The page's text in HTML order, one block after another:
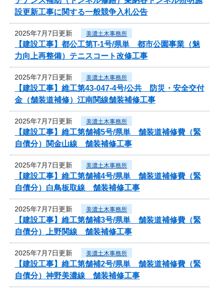
設更新工事に関する一般競争入札公告
2025年7月7日更新 美濃土木事務所
【建設工事】都公工第T-1号/県単 都市公園事業（魅
力向上再整備）テニスコート改修工事
2025年7月7日更新 美濃土木事務所
【建設工事】維工第43-047-4号/公共 防災・安全交付
金（舗装道補修）江南関線舗装補修工事
2025年7月7日更新 美濃土木事務所
【建設工事】維工第舗補5号/県単 舗装道補修費（緊
自債分）関金山線 舗装補修工事
2025年7月7日更新 美濃土木事務所
【建設工事】維工第舗補4号/県単 舗装道補修費（緊
自債分）白鳥板取線 舗装補修工事
2025年7月7日更新 美濃土木事務所
【建設工事】維工第舗補3号/県単 舗装道補修費（緊
自債分）上野関線 舗装補修工事
2025年7月7日更新 美濃土木事務所
【建設工事】維工第舗補2号/県単 舗装道補修費（緊
自債分）神野美濃線 舗装補修工事